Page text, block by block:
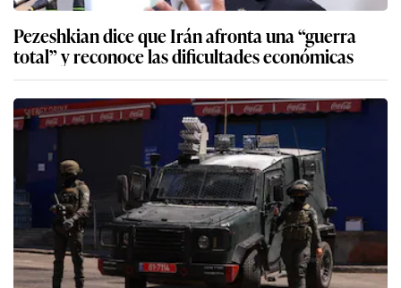
Pezeshkian dice que Irán afronta una “guerra
total” y reconoce las dificultades económicas